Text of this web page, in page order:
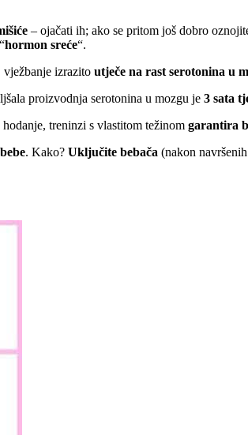
– ojačati ih; ako se pritom još dobro
hormon sreće“.
vježbanje izrazito utječe na rast serotonina u
proizvodnja serotonina u mozgu je 3 sata
treninzi s vlastitom težinom garantira
. Kako? Uključite bebača (nakon